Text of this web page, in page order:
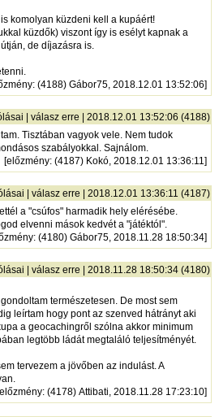
komolyan küzdeni kell a kupáért!
küzdők) viszont így is esélyt kapnak a
de díjazásra is.
: (4188) Gábor75, 2018.12.01 13:52:06]
| válasz erre | 2018.12.01 13:52:06 (4188)
Tisztában vagyok vele. Nem tudok
szabályokkal. Sajnálom.
[előzmény: (4187) Kokó, 2018.12.01 13:36:11]
| válasz erre | 2018.12.01 13:36:11 (4187)
a "csúfos" harmadik hely elérésébe.
elvenni mások kedvét a "játéktól".
: (4180) Gábor75, 2018.11.28 18:50:34]
| válasz erre | 2018.11.28 18:50:34 (4180)
természetesen. De most sem
leírtam hogy pont az szenved hátrányt aki
a geocachingről szólna akkor minimum
legtöbb ládát megtaláló teljesítményét.
tervezem a jövőben az indulást. A
: (4178) Attibati, 2018.11.28 17:23:10]